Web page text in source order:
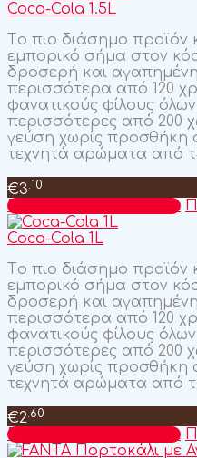
Coca-Cola 1.5L
Tο πιο διάσημο προϊόν
εμπορικό σήμα στον
δροσερή και
περισσότερα από 120
φανατικούς φίλους
περισσότερες από 200
γεύση χωρίς προσθήκη
τεχνητά αρώματα από
€3 .10
Προσθήκη στο καλάθι
Coca-Cola 1L
Tο πιο διάσημο προϊόν
εμπορικό σήμα στον
δροσερή και
περισσότερα από 120
φανατικούς φίλους
περισσότερες από 200
γεύση χωρίς προσθήκη
τεχνητά αρώματα από
€2 .60
Προσθήκη στο καλάθι